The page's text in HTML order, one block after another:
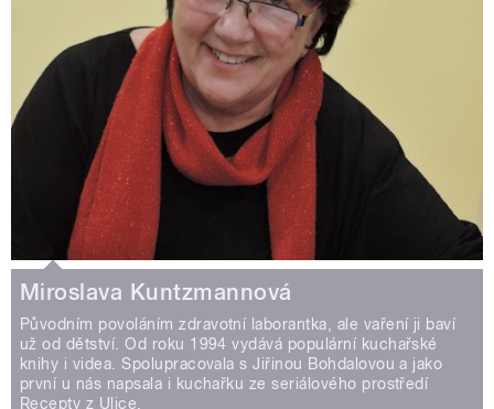
Miroslava Kuntzmannová
Původním povoláním zdravotní laborantka, ale vaření ji baví
už od dětství. Od roku 1994 vydává populární kuchařské
knihy i videa. Spolupracovala s Jiřinou Bohdalovou a jako
první u nás napsala i kuchařku ze seriálového prostředí
Recepty z Ulice.